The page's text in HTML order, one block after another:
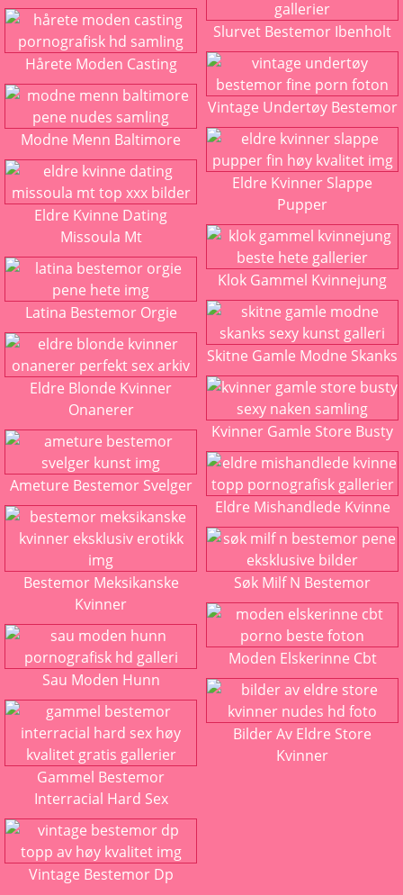
Hårete Moden Casting
Modne Menn Baltimore
Eldre Kvinne Dating
Missoula Mt
Latina Bestemor Orgie
Eldre Blonde Kvinner
Onanerer
Ameture Bestemor Svelger
Bestemor Meksikanske
Kvinner
Sau Moden Hunn
Gammel Bestemor
Interracial Hard Sex
Vintage Bestemor Dp
Slurvet Bestemor Ibenholt
Vintage Undertøy Bestemor
Eldre Kvinner Slappe
Pupper
Klok Gammel Kvinnejung
Skitne Gamle Modne Skanks
Kvinner Gamle Store Busty
Eldre Mishandlede Kvinne
Søk Milf N Bestemor
Moden Elskerinne Cbt
Bilder Av Eldre Store
Kvinner